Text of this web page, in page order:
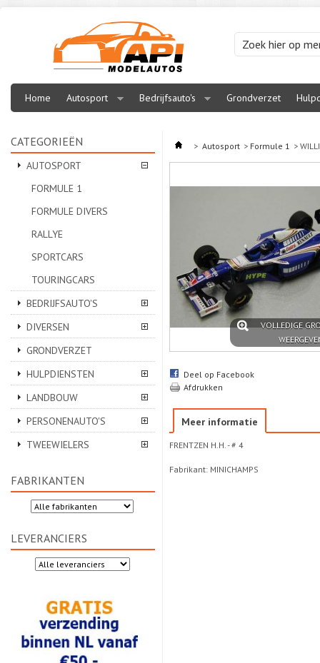
Home Autosport Bedrijfsauto's Grondverzet
CATEGORIEËN
AUTOSPORT
FORMULE 1
FORMULE DIVERS
RALLYE
SPORTCARS
TOURINGCARS
BEDRIJFSAUTO'S
DIVERSEN
GRONDVERZET
HULPDIENSTEN
LANDBOUW
PERSONENAUTO'S
TWEEWIELERS
FABRIKANTEN
LEVERANCIERS
> Autosport > Formule 1 >
VOLLEDIGE
Deel op Facebook
Afdrukken
Meer informatie
FRENTZEN H.H. - # 4
Fabrikant: MINICHAMPS